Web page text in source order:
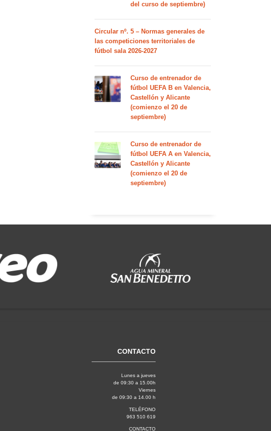
del curso de septiembre)
Circular nº. 5 – Normas generales de
las competiciones territoriales de
fútbol sala 2026-2027
Curso de entrenador de
fútbol UEFA B en Valencia,
Castellón y Alicante
(comienzo el 20 de
septiembre)
Curso de entrenador de
fútbol UEFA A en Valencia,
Castellón y Alicante
(comienzo el 20 de
septiembre)
CONTACTO
Lunes a jueves
de 09:30 a 15.00h
Viernes
de 09:30 a 14.00 h
TELÉFONO
963 510 619
CONTACTO